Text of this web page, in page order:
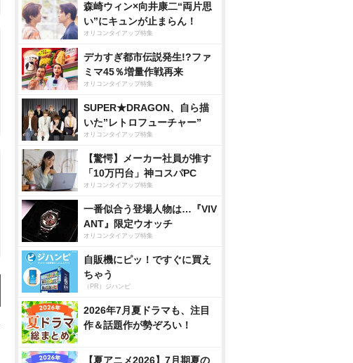
森崎ウィン×向井康二“両片思
い”にキュンが止まらん！
オリコンタイアップ特集
デカすぎ都市伝説発生!?ファ
ミマ45％増量作戦再来
オリコンタイアップ特集
SUPER★DRAGON、自ら描
いた”レトロフューチャー”
オリコンタイアップ特集
【驚愕】メーカー社員が推す
「10万円台」神コスパPC
オリコンタイアップ特集
一番似合う登場人物は…『VIV
ANT』限定ウオッチ
オリコンタイアップ特集
自販機にピッ！ですぐに買え
ちゃう
（PR）ジハンピ
2026年7月夏ドラマも、注目
作＆話題作が勢ぞろい！
【夏アニメ2026】7月期夏の